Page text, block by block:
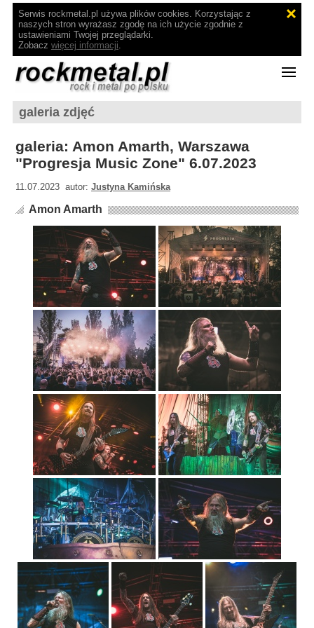
Serwis rockmetal.pl używa plików cookies. Korzystając z
naszych stron wyrażasz zgodę na ich użycie zgodnie z
ustawieniami Twojej przeglądarki.
Zobacz więcej informacji.
galeria zdjęć
galeria: Amon Amarth, Warszawa
"Progresja Music Zone" 6.07.2023
11.07.2023 autor:Justyna Kamińska
Amon Amarth